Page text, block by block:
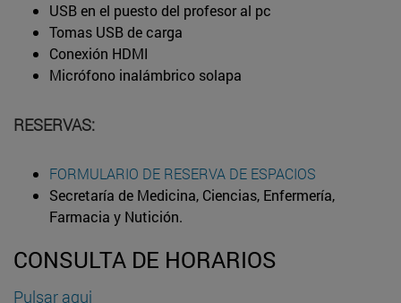
USB en el puesto del profesor al pc
Tomas USB de carga
Conexión HDMI
Micrófono inalámbrico solapa
RESERVAS:
FORMULARIO DE RESERVA DE ESPACIOS
Secretaría de Medicina, Ciencias, Enfermería,
Farmacia y Nutición.
CONSULTA DE HORARIOS
Pulsar aqui